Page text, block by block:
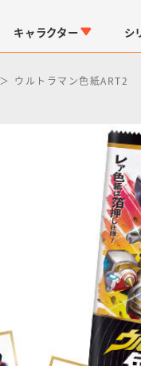
キャラクター
仮面ライダーシリーズ
シ
ウルトラマン色紙ART2